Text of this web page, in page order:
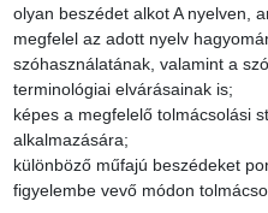
olyan beszédet alkot A nyelven,
megfelel az adott nyelv
szóhasználatának, valamint a
terminológiai elvárásainak is;
képes a megfelelő tolmácsolási
alkalmazására;
különböző műfajú beszédeket
figyelembe vevő módon